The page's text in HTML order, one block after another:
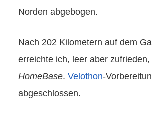
Norden abgebogen.
Nach 202 Kilometern auf dem
erreichte ich, leer aber
HomeBase. Velothon-
abgeschlossen.